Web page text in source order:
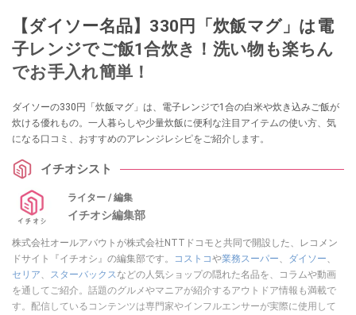
【ダイソー名品】330円「炊飯マグ」は電
子レンジでご飯1合炊き！洗い物も楽ちん
でお手入れ簡単！
ダイソーの330円「炊飯マグ」は、電子レンジで1合の白米や炊き込みご飯が
炊ける優れもの。一人暮らしや少量炊飯に便利な注目アイテムの使い方、気
になる口コミ、おすすめのアレンジレシピをご紹介します。
イチオシスト
ライター / 編集
イチオシ編集部
株式会社オールアバウトが株式会社NTTドコモと共同で開設した、レコメン
ドサイト『イチオシ』の編集部です。
コストコや業務スーパー、 ダイソー、
セリア、 スターバックスなどの人気ショップの隠れた名品を、コラムや動画
を通してご紹介。話題のグルメやマニアが紹介するアウトドア情報も満載で
す。配信しているコンテンツは専門家やインフルエンサーが実際に使用して